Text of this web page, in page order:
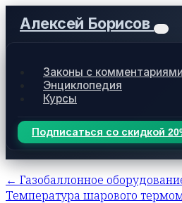
Алексей Борисов
Законы с комментариями
Энциклопедия
Курсы
Подписаться со скидкой
← Газобаллонное
Температура шарового